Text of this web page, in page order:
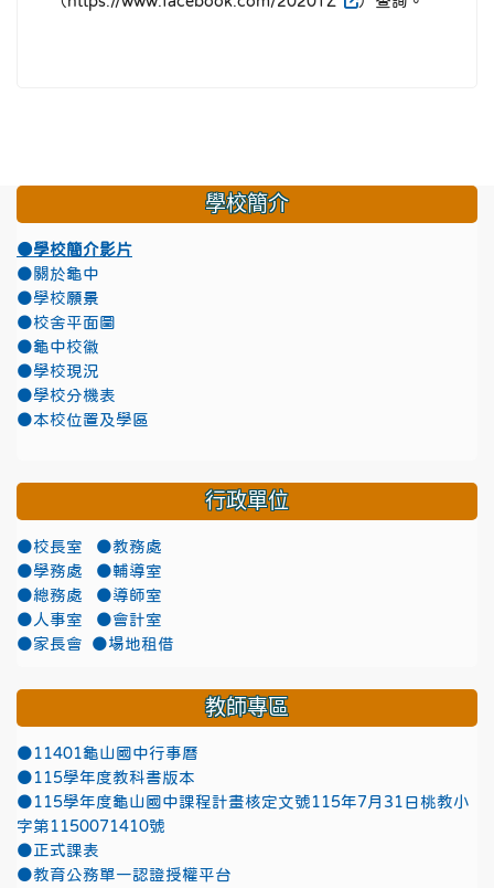
學校簡介
●學校簡介影片
●關於龜中
●學校願景
●校舍平面圖
●龜中校徽
●學校現況
●學校分機表
●本校位置及學區
行政單位
●校長室
●教務處
●學務處
●輔導室
●總務處
●導師室
●人事室
●會計室
●家長會
●場地租借
教師專區
●11401龜山國中行事曆
●115學年度教科書版本
●115學年度龜山國中課程計畫核定文號115年7月31日桃教小
字第1150071410號
●正式課表
●教育公務單一認證授權平台